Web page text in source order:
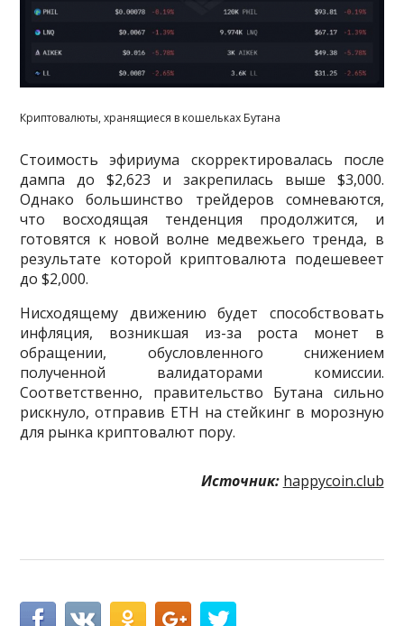
Криптовалюты, хранящиеся в кошельках Бутана
Стоимость эфириума скорректировалась после
дампа до $2,623 и закрепилась выше $3,000.
Однако большинство трейдеров сомневаются,
что восходящая тенденция продолжится, и
готовятся к новой волне медвежьего тренда, в
результате которой криптовалюта подешевеет
до $2,000.
Нисходящему движению будет способствовать
инфляция, возникшая из-за роста монет в
обращении, обусловленного снижением
полученной валидаторами комиссии.
Соответственно, правительство Бутана сильно
рискнуло, отправив ETH на стейкинг в морозную
для рынка криптовалют пору.
Источник: happycoin.club